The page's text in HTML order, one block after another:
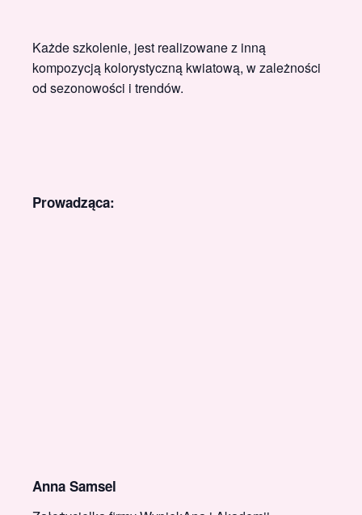
Każde szkolenie, jest realizowane z inną
kompozycją kolorystyczną kwiatową, w zależności
od sezonowości i trendów.
Prowadząca:
Anna Samsel